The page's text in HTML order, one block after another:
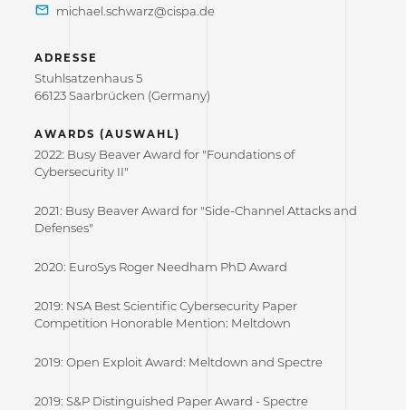
ADRESSE
Stuhlsatzenhaus 5
66123 Saarbrücken (Germany)
AWARDS (AUSWAHL)
2022: Busy Beaver Award for "Foundations of
Cybersecurity II"
2021: Busy Beaver Award for "Side-Channel Attacks and
Defenses"
2020: EuroSys Roger Needham PhD Award
2019: NSA Best Scientific Cybersecurity Paper
Competition Honorable Mention: Meltdown
2019: Open Exploit Award: Meltdown and Spectre
2019: S&P Distinguished Paper Award - Spectre